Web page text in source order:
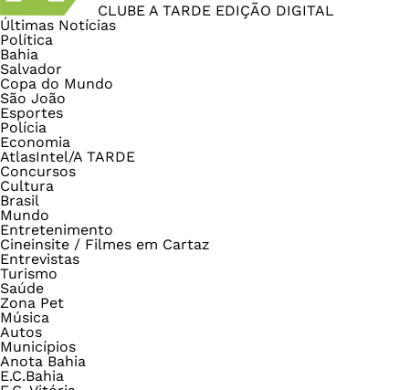
CLUBE A TARDE EDIÇÃO DIGITAL
Últimas Notícias
Política
Bahia
Salvador
Copa do Mundo
São João
Esportes
Polícia
Economia
AtlasIntel/A TARDE
Concursos
Cultura
Brasil
Mundo
Entretenimento
Cineinsite / Filmes em Cartaz
Entrevistas
Turismo
Saúde
Zona Pet
Música
Autos
Municípios
Anota Bahia
E.C.Bahia